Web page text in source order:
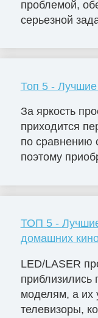
проблемой,
серьезной
Топ 5 - Лучшие
За яркость
приходится
по сравнению
поэтому
ТОП 5 -
домашних
LED/LASER
моделям, а их
телевизоры,